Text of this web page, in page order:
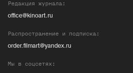
Редакция журнала:
office@kinoart.ru
Распространение и подписка:
order.filmart@yandex.ru
Мы в соцсетях: